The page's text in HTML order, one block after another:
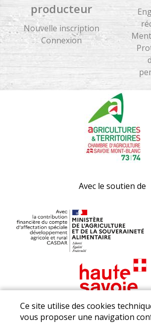
producteur
Nouvelle inscription
Connexion
Avec le soutien de
Ce site utilise des cookies
vous proposer une navigation